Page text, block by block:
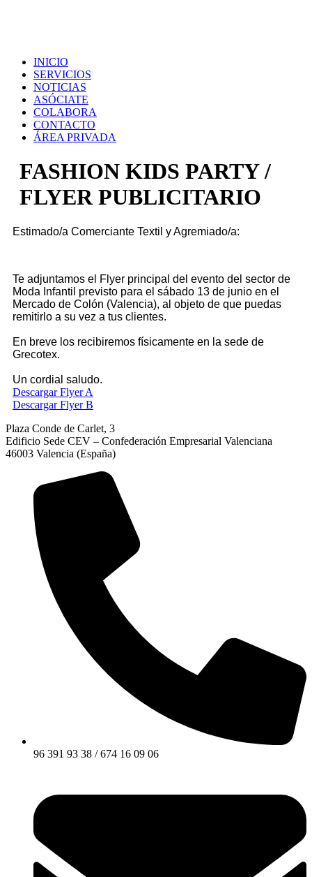
INICIO
SERVICIOS
NOTICIAS
ASÓCIATE
COLABORA
CONTACTO
ÁREA PRIVADA
FASHION KIDS PARTY /
FLYER PUBLICITARIO
Estimado/a Comerciante Textil y Agremiado/a:
Te adjuntamos el Flyer principal del evento del sector de
Moda Infantil previsto para el sábado 13 de junio en el
Mercado de Colón (Valencia), al objeto de que puedas
remitirlo a su vez a tus clientes.
En breve los recibiremos físicamente en la sede de
Grecotex.
Un cordial saludo.
Descargar Flyer A
Descargar Flyer B
Plaza Conde de Carlet, 3
Edificio Sede CEV – Confederación Empresarial Valenciana
46003 Valencia (España)
96 391 93 38 / 674 16 09 06